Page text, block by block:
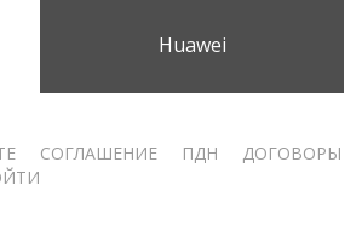
Huawei
СОГЛАШЕНИЕ ПДН
ДОГОВОРЫ